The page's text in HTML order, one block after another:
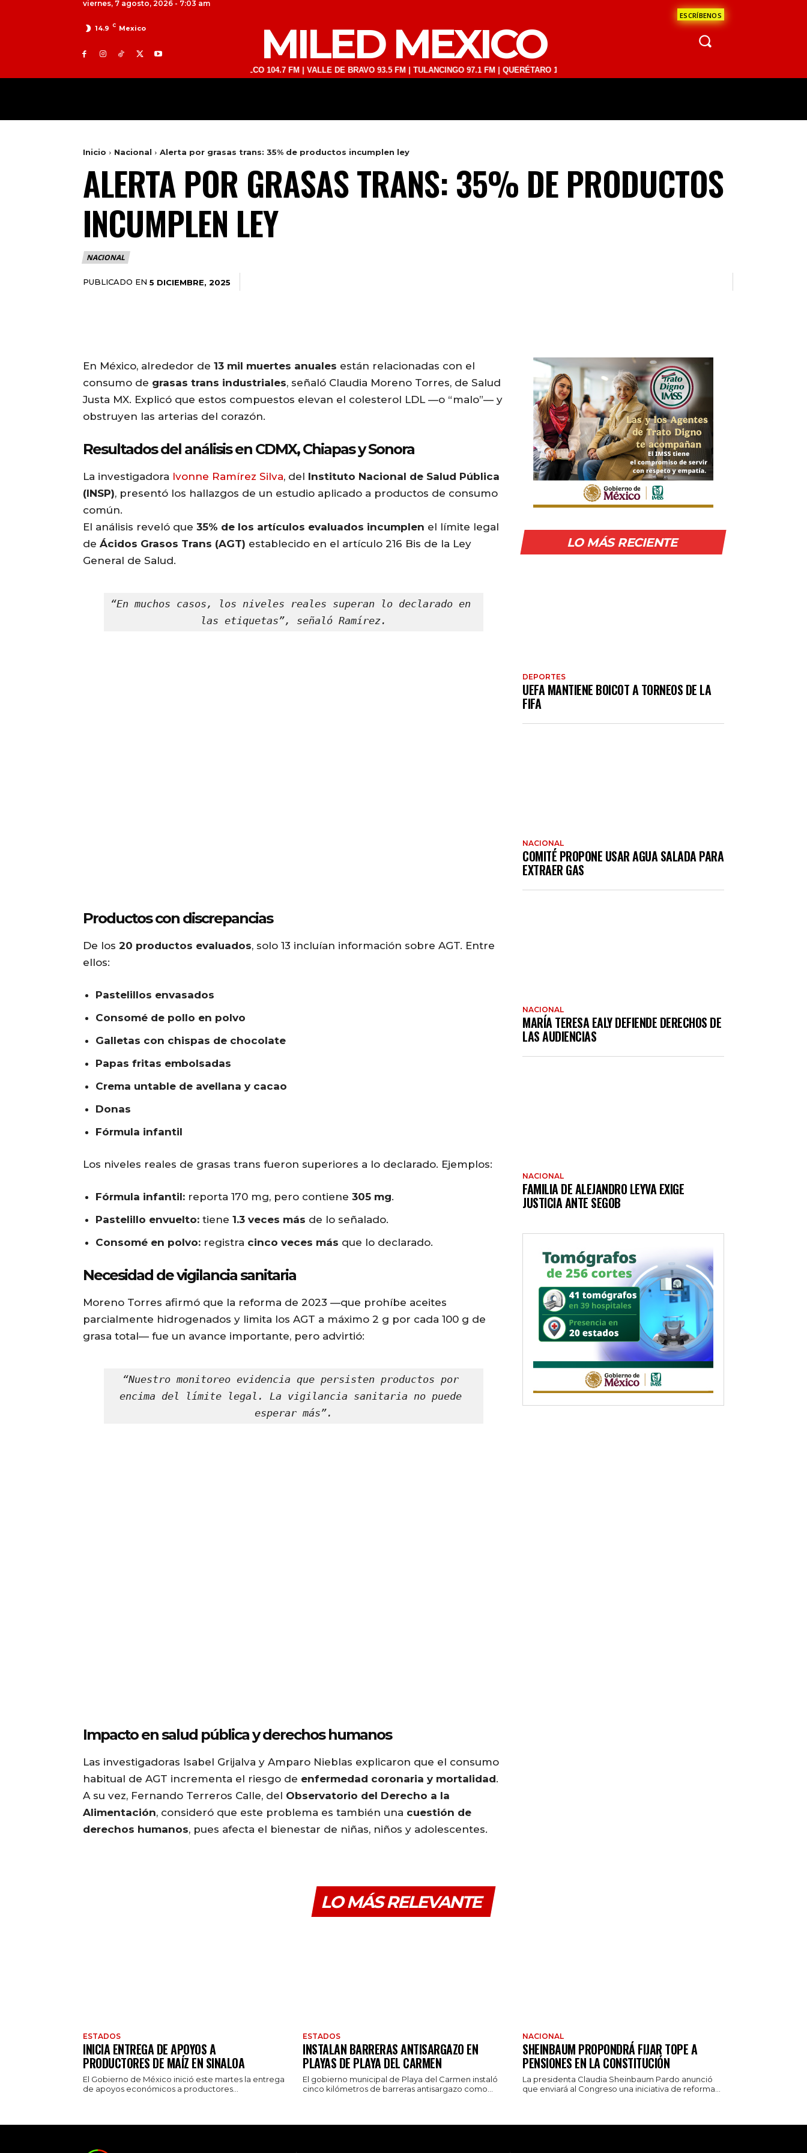
viernes, 7 agosto, 2026 - 7:03 am
ESCRÍBENOS
14.9 C Mexico MILED MEXICO
TOLUCA 98.9 FM | ATLACOMULCO 104.7 FM | VALLE DE BRAVO 93.5 FM | TULANCINGO 97.1 FM | QUERÉTARO 103.1 FM | SAN JUAN DEL RÍO 93.1 FM | GUADALAJARA 1510 AM | LA
Inicio Nacional Alerta por grasas trans: 35% de productos incumplen ley
ALERTA POR GRASAS TRANS: 35% DE PRODUCTOS
INCUMPLEN LEY
NACIONAL
PUBLICADO EN 5 DICIEMBRE, 2025
En México, alrededor de 13 mil muertes anuales están relacionadas con el
consumo de grasas trans industriales, señaló Claudia Moreno Torres, de Salud
Justa MX. Explicó que estos compuestos elevan el colesterol LDL —o “malo”— y
obstruyen las arterias del corazón.
Resultados del análisis en CDMX, Chiapas y Sonora
La investigadora Ivonne Ramírez Silva, del Instituto Nacional de Salud Pública
(INSP), presentó los hallazgos de un estudio aplicado a productos de consumo
común.
El análisis reveló que 35% de los artículos evaluados incumplen el límite legal
de Ácidos Grasos Trans (AGT) establecido en el artículo 216 Bis de la Ley
General de Salud.
“En muchos casos, los niveles reales superan lo declarado en
las etiquetas”, señaló Ramírez.
Productos con discrepancias
De los 20 productos evaluados, solo 13 incluían información sobre AGT. Entre
ellos:
Pastelillos envasados
Consomé de pollo en polvo
Galletas con chispas de chocolate
Papas fritas embolsadas
Crema untable de avellana y cacao
Donas
Fórmula infantil
Los niveles reales de grasas trans fueron superiores a lo declarado. Ejemplos:
Fórmula infantil: reporta 170 mg, pero contiene 305 mg.
Pastelillo envuelto: tiene 1.3 veces más de lo señalado.
Consomé en polvo: registra cinco veces más que lo declarado.
Necesidad de vigilancia sanitaria
Moreno Torres afirmó que la reforma de 2023 —que prohíbe aceites
parcialmente hidrogenados y limita los AGT a máximo 2 g por cada 100 g de
grasa total— fue un avance importante, pero advirtió:
“Nuestro monitoreo evidencia que persisten productos por
encima del límite legal. La vigilancia sanitaria no puede
esperar más”.
Impacto en salud pública y derechos humanos
Las investigadoras Isabel Grijalva y Amparo Nieblas explicaron que el consumo
habitual de AGT incrementa el riesgo de enfermedad coronaria y mortalidad.
A su vez, Fernando Terreros Calle, del Observatorio del Derecho a la
Alimentación, consideró que este problema es también una cuestión de
derechos humanos, pues afecta el bienestar de niñas, niños y adolescentes.
LO MÁS RECIENTE
DEPORTES
UEFA MANTIENE BOICOT A TORNEOS DE LA
FIFA
NACIONAL
COMITÉ PROPONE USAR AGUA SALADA PARA
EXTRAER GAS
NACIONAL
MARÍA TERESA EALY DEFIENDE DERECHOS DE
LAS AUDIENCIAS
NACIONAL
FAMILIA DE ALEJANDRO LEYVA EXIGE
JUSTICIA ANTE SEGOB
LO MÁS RELEVANTE
ESTADOS
INICIA ENTREGA DE APOYOS A
PRODUCTORES DE MAÍZ EN SINALOA
El Gobierno de México inició este martes la entrega
de apoyos económicos a productores...
ESTADOS
INSTALAN BARRERAS ANTISARGAZO EN
PLAYAS DE PLAYA DEL CARMEN
El gobierno municipal de Playa del Carmen instaló
cinco kilómetros de barreras antisargazo como...
NACIONAL
SHEINBAUM PROPONDRÁ FIJAR TOPE A
PENSIONES EN LA CONSTITUCIÓN
La presidenta Claudia Sheinbaum Pardo anunció
que enviará al Congreso una iniciativa de reforma...